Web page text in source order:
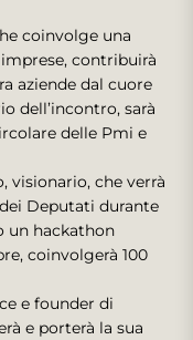
coinvolge una
contribuirà
aziende dal cuore
dell’incontro, sarà
delle Pmi e
visionario, che verrà
Deputati durante
un hackathon
coinvolgerà 100
e founder di
e porterà la sua